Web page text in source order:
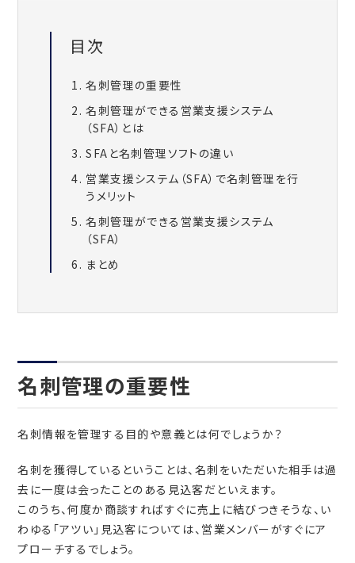
目次
名刺管理の重要性
名刺管理ができる営業支援システム
（SFA）とは
SFAと名刺管理ソフトの違い
営業支援システム（SFA）で名刺管理を行
うメリット
名刺管理ができる営業支援システム
（SFA）
まとめ
名刺管理の重要性
名刺情報を管理する目的や意義とは何でしょうか？
名刺を獲得しているということは、名刺をいただいた相手は過
去に一度は会ったことのある見込客だといえます。
このうち、何度か商談すればすぐに売上に結びつきそうな、い
わゆる「アツい」見込客については、営業メンバーがすぐにア
プローチするでしょう。